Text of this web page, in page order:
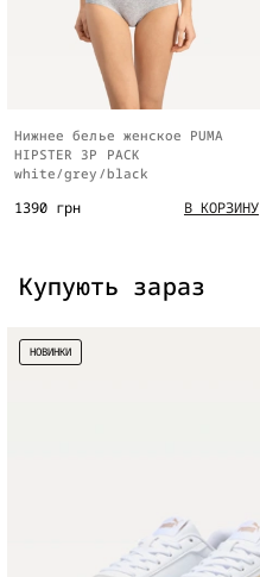
Нижнее белье женское PUMA
HIPSTER 3P PACK
white/grey/black
1390 грн В КОРЗИНУ
Купують зараз
НОВИНКИ